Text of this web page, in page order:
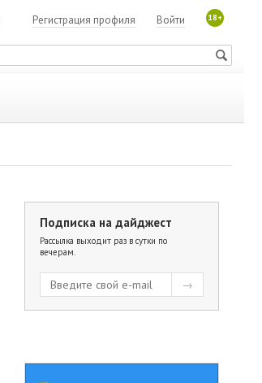
18+
Войти
Регистрация профиля
Подписка на дайджест
Рассылка выходит раз в сутки по
вечерам.